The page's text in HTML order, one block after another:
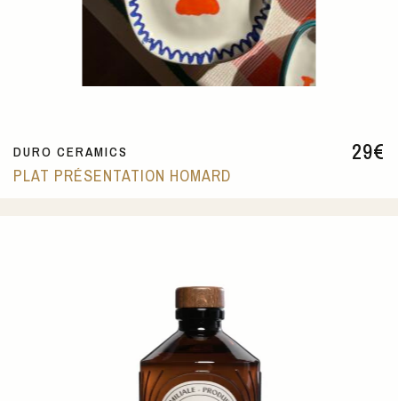
29€
DURO CERAMICS
PLAT PRÉSENTATION HOMARD